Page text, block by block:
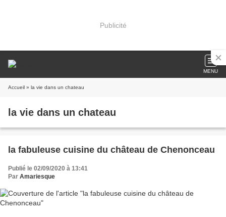
Publicité
MENU
Accueil » la vie dans un chateau
la vie dans un chateau
la fabuleuse cuisine du château de Chenonceau
Publié le 02/09/2020 à 13:41
Par Amariesque